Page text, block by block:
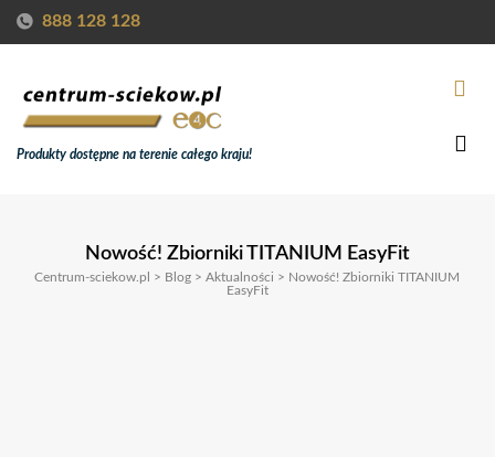
888 128 128
Produkty dostępne na terenie całego kraju!
Nowość! Zbiorniki TITANIUM EasyFit
Centrum-sciekow.pl > Blog >Aktualności > Nowość! Zbiorniki TITANIUM
EasyFit